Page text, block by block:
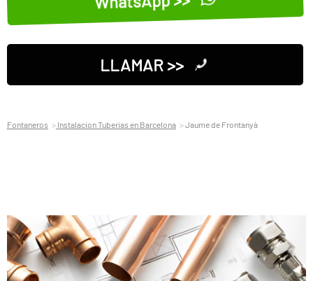
LLAMAR >>
Fontaneros Instalacion Tuberias en Barcelona Jaume de Frontanyà